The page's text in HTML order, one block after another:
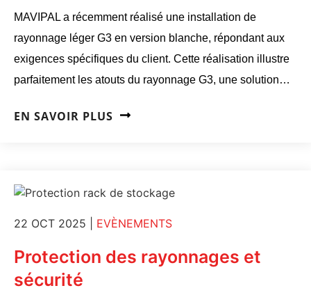
MAVIPAL a récemment réalisé une installation de
rayonnage léger G3 en version blanche, répondant aux
exigences spécifiques du client. Cette réalisation illustre
parfaitement les atouts du rayonnage G3, une solution…
EN SAVOIR PLUS
22 OCT 2025 EVÈNEMENTS
Protection des rayonnages et
sécurité